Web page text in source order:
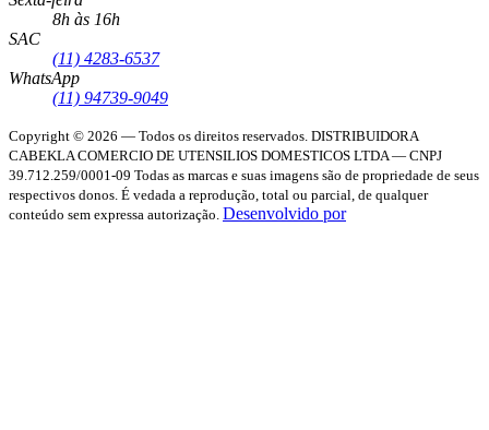
8h às 16h
SAC
(11) 4283-6537
WhatsApp
(11) 94739-9049
Copyright © 2026 — Todos os direitos reservados. DISTRIBUIDORA
CABEKLA COMERCIO DE UTENSILIOS DOMESTICOS LTDA — CNPJ
39.712.259/0001-09 Todas as marcas e suas imagens são de propriedade de seus
respectivos donos. É vedada a reprodução, total ou parcial, de qualquer
conteúdo sem expressa autorização. Desenvolvido por